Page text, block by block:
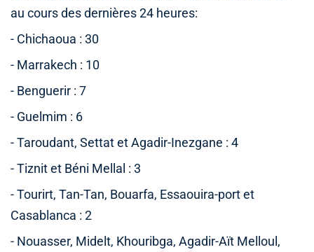
au cours des dernières 24 heures:
- Chichaoua : 30
- Marrakech : 10
- Benguerir : 7
- Guelmim : 6
- Taroudant, Settat et Agadir-Inezgane : 4
- Tiznit et Béni Mellal : 3
- Tourirt, Tan-Tan, Bouarfa, Essaouira-port et
Casablanca : 2
- Nouasser, Midelt, Khouribga, Agadir-Aït Melloul,